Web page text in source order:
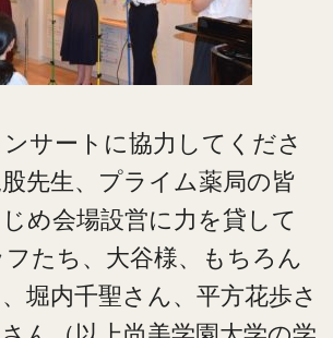
サートに協力してくださ
先生、プライム薬局の皆
め会場設営に力を貸して
たち、大谷様、もちろん
堀内千聖さん、平方花歩さ